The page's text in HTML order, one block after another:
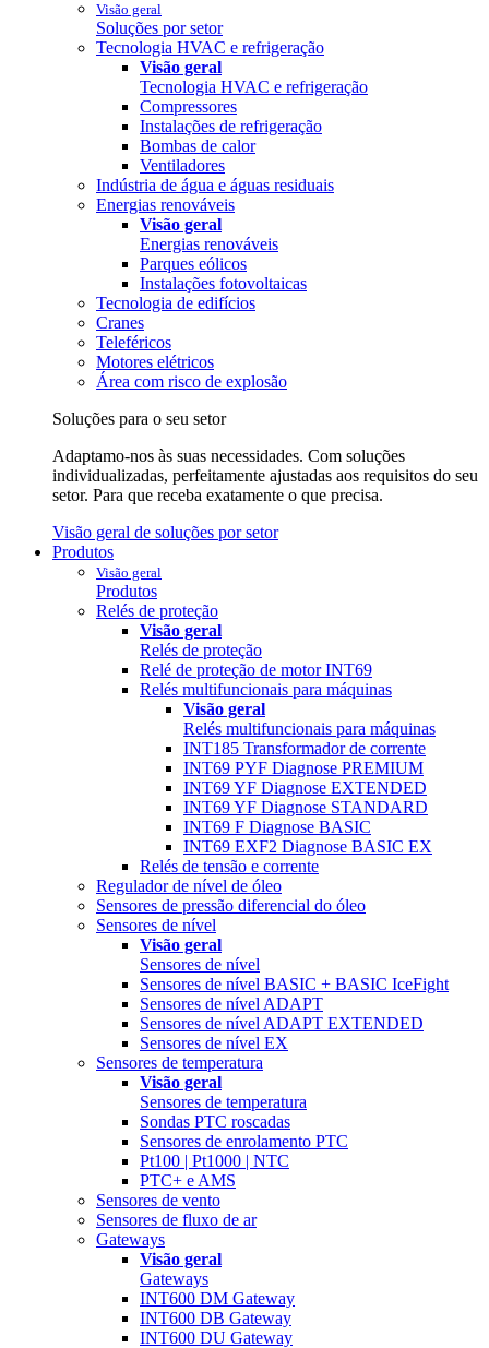
Visão geral
Soluções por setor
Tecnologia HVAC e refrigeração
Visão geral
Tecnologia HVAC e refrigeração
Compressores
Instalações de refrigeração
Bombas de calor
Ventiladores
Indústria de água e águas residuais
Energias renováveis
Visão geral
Energias renováveis
Parques eólicos
Instalações fotovoltaicas
Tecnologia de edifícios
Cranes
Teleféricos
Motores elétricos
Área com risco de explosão
Soluções para o seu setor
Adaptamo-nos às suas necessidades. Com soluções
individualizadas, perfeitamente ajustadas aos requisitos do seu
setor. Para que receba exatamente o que precisa.
Visão geral de soluções por setor
Produtos
Visão geral
Produtos
Relés de proteção
Visão geral
Relés de proteção
Relé de proteção de motor INT69
Relés multifuncionais para máquinas
Visão geral
Relés multifuncionais para máquinas
INT185 Transformador de corrente
INT69 PYF Diagnose PREMIUM
INT69 YF Diagnose EXTENDED
INT69 YF Diagnose STANDARD
INT69 F Diagnose BASIC
INT69 EXF2 Diagnose BASIC EX
Relés de tensão e corrente
Regulador de nível de óleo
Sensores de pressão diferencial do óleo
Sensores de nível
Visão geral
Sensores de nível
Sensores de nível BASIC + BASIC IceFight
Sensores de nível ADAPT
Sensores de nível ADAPT EXTENDED
Sensores de nível EX
Sensores de temperatura
Visão geral
Sensores de temperatura
Sondas PTC roscadas
Sensores de enrolamento PTC
Pt100 | Pt1000 | NTC
PTC+ e AMS
Sensores de vento
Sensores de fluxo de ar
Gateways
Visão geral
Gateways
INT600 DM Gateway
INT600 DB Gateway
INT600 DU Gateway